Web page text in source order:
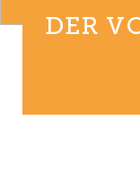
DER